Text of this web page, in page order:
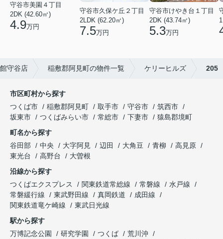
守谷市美園４丁目
2DK (42.60㎡)
4.9万円
守谷市久保ケ丘２丁目
2LDK (62.20㎡)
7.5万円
守谷市けやき台１丁目
2DK (43.74㎡)
5.3万円
守谷店 稲敷郡阿見町の物件一覧 ケリーヒルズ 205
市区町村から探す
つくば市
稲敷郡阿見町 取手市 守谷市
筑西市
坂東市
つくばみらい市 常総市 下妻市
猿島郡境町
町名から探す
谷田部
中央 大字阿見 辺田 大角豆 青柳
高見原
東光台
高野台
大曽根
沿線から探す
つくばエクスプレス
関東鉄道常総線 常磐線
水戸線
常磐緩行線
東武野田線 真岡鉄道
成田線
関東鉄道竜ケ崎線
東武日光線
駅から探す
万博記念公園
研究学園 つくば
荒川沖